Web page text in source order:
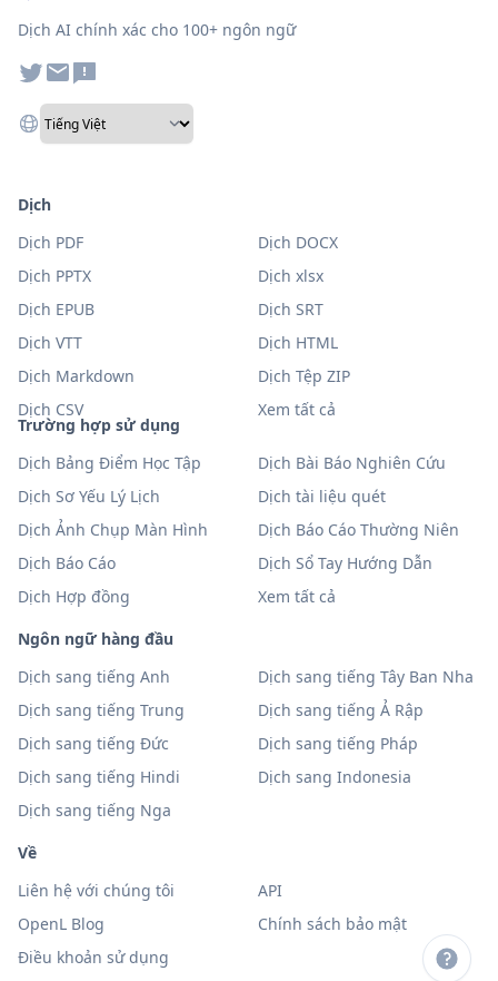
Dịch AI chính xác cho 100+ ngôn ngữ
Trường hợp sử dụng
Dịch Bảng Điểm Học Tập
Dịch Bài Báo Nghiên Cứu
Dịch Sơ Yếu Lý Lịch
Dịch tài liệu quét
Dịch Ảnh Chụp Màn Hình
Dịch Báo Cáo Thường Niên
Dịch Báo Cáo
Dịch Sổ Tay Hướng Dẫn
Dịch Hợp đồng
Xem tất cả
Ngôn ngữ hàng đầu
Dịch sang tiếng Anh
Dịch sang tiếng Tây Ban Nha
Dịch sang tiếng Trung
Dịch sang tiếng Ả Rập
Dịch sang tiếng Đức
Dịch sang tiếng Pháp
Dịch sang tiếng Hindi
Dịch sang Indonesia
Dịch sang tiếng Nga
Dịch
Dịch PDF
Dịch DOCX
Dịch PPTX
Dịch xlsx
Dịch EPUB
Dịch SRT
Dịch VTT
Dịch HTML
Dịch Markdown
Dịch Tệp ZIP
Dịch CSV
Xem tất cả
Về
Liên hệ với chúng tôi
API
OpenL Blog
Chính sách bảo mật
Điều khoản sử dụng